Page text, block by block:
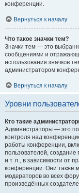
конференции.
Вернуться к началу
Что такое значки тем?
Значки тем — это
сообщениями и
использования значков
администратором
Вернуться к началу
Уровни
Кто такие
Администраторы — это
контроля над
работы конференции,
пользователей, создание
и т. п., в зависимости от
конференции. Они также
модераторов во всех
произведённых